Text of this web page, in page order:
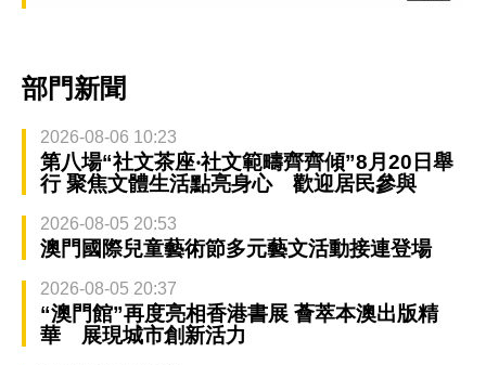
部門新聞
2026-08-06 10:23
第八場“社文茶座‧社文範疇齊齊傾”8月20日舉
行 聚焦文體生活點亮身心 歡迎居民參與
2026-08-05 20:53
澳門國際兒童藝術節多元藝文活動接連登場
2026-08-05 20:37
“澳門館”再度亮相香港書展 薈萃本澳出版精
華 展現城市創新活力